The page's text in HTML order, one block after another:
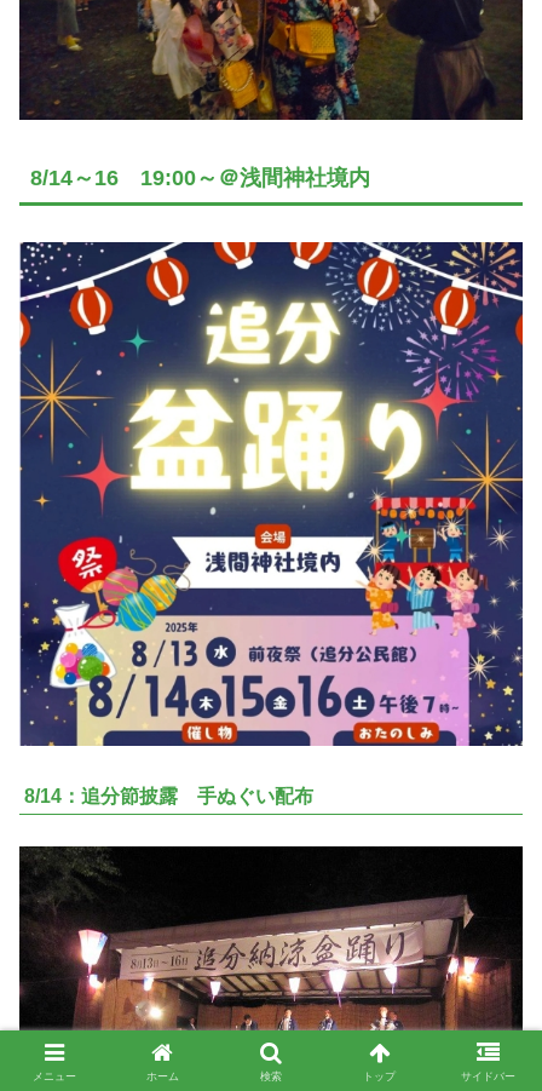
8/14～16 19:00～＠浅間神社境内
8/14：追分節披露 手ぬぐい配布
メニュー ホーム 検索 トップ サイドバー